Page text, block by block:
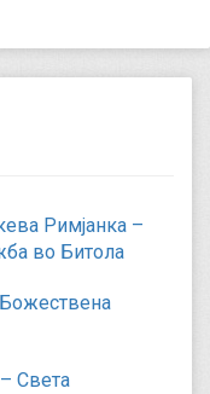
Римјанка –
во Битола
Света